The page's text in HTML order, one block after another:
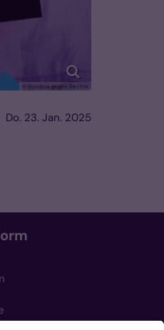
© Bündnis gegen Rechts
Do. 23. Jan. 2025